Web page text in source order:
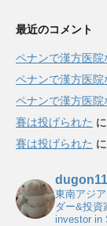
最近のコメント
ペナンで漢方医
ペナンで漢方医
ペナンで漢方医
賽は投げられた に
賽は投げられた に
dugon11
東南アジ
ダー&投資
investor in